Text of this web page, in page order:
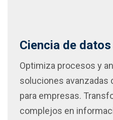
Ciencia de
Optimiza procesos y
soluciones avanzadas
para empresas.
complejos en